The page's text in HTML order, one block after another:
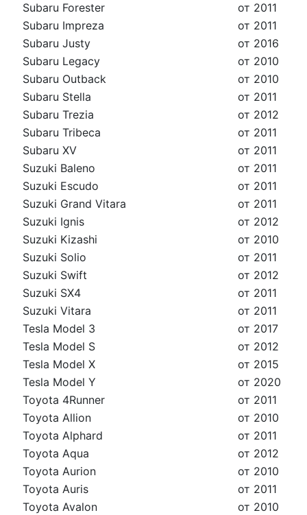
Subaru Forester
от 2011
Subaru Impreza
от 2011
Subaru Justy
от 2016
Subaru Legacy
от 2010
Subaru Outback
от 2010
Subaru Stella
от 2011
Subaru Trezia
от 2012
Subaru Tribeca
от 2011
Subaru XV
от 2011
Suzuki Baleno
от 2011
Suzuki Escudo
от 2011
Suzuki Grand Vitara
от 2011
Suzuki Ignis
от 2012
Suzuki Kizashi
от 2010
Suzuki Solio
от 2011
Suzuki Swift
от 2012
Suzuki SX4
от 2011
Suzuki Vitara
от 2011
Tesla Model 3
от 2017
Tesla Model S
от 2012
Tesla Model X
от 2015
Tesla Model Y
от 2020
Toyota 4Runner
от 2011
Toyota Allion
от 2010
Toyota Alphard
от 2011
Toyota Aqua
от 2012
Toyota Aurion
от 2010
Toyota Auris
от 2011
Toyota Avalon
от 2010